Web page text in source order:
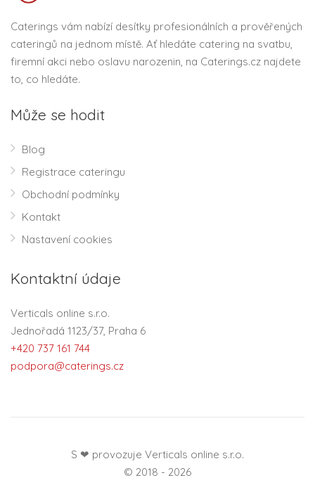
Caterings vám nabízí desítky profesionálních a prověřených
cateringů na jednom místě. Ať hledáte catering na svatbu,
firemní akci nebo oslavu narozenin, na Caterings.cz najdete
to, co hledáte.
Může se hodit
Blog
Registrace cateringu
Obchodní podmínky
Kontakt
Nastavení cookies
Kontaktní údaje
Verticals online s.r.o.
Jednořadá 1123/37, Praha 6
+420 737 161 744
podpora@caterings.cz
S ❤ provozuje Verticals online s.r.o.
© 2018 - 2026